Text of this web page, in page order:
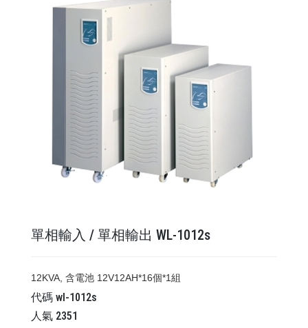
單相輸入 / 單相輸出 WL-1012s
12KVA, 含電池 12V12AH*16個*1組
代碼 wl-1012s
人氣 2351